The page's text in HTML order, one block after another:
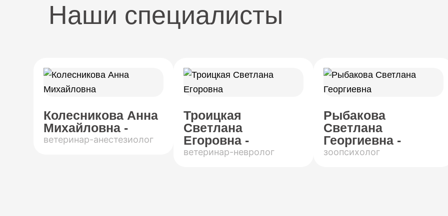
Наши специалисты
Колесникова Анна
Михайловна -
ветеринар-анестезиолог
Троицкая
Светлана
Егоровна -
ветеринар-невролог
Рыбакова
Светлана
Георгиевна -
зоопсихолог